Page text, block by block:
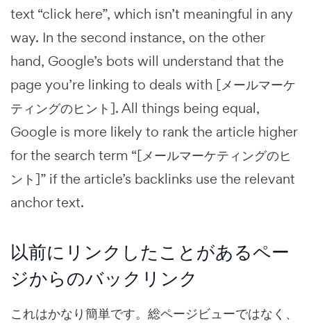
text “click here”, which isn’t meaningful in any
way. In the second instance, on the other
hand, Google’s bots will understand that the
page you’re linking to deals with [メールマーケ
ティングのヒント]. All things being equal,
Google is more likely to rank the article higher
for the search term “[メールマーケティングのヒ
ント]” if the article’s backlinks use the relevant
anchor text.
以前にリンクしたことがあるペー
ジからのバックリンク
これはかなり簡単です。総ページビューではなく、